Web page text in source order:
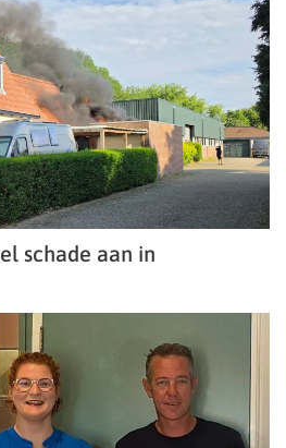
schade aan in